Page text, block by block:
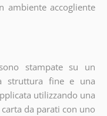
ambiente accogliente
stampate su un
struttura fine e una
utilizzando una
da parati con uno